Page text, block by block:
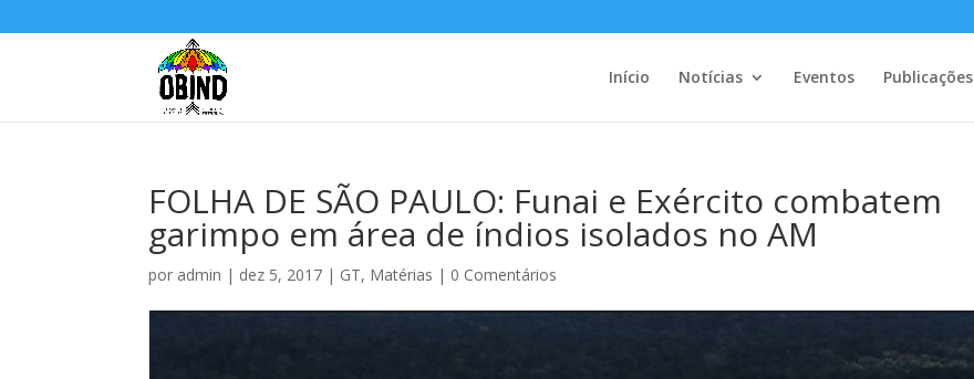
Início Notícias Eventos Publicações
FOLHA DE SÃO PAULO: Funai e Exército combatem
garimpo em área de índios isolados no AM
por admin | dez 5, 2017 | GT, Matérias | 0 Comentários